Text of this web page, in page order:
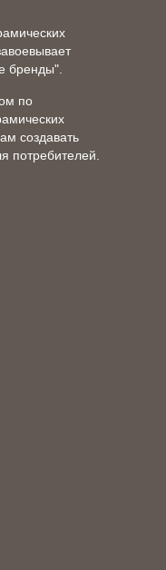
бренды".
по
создавать
потребителей.